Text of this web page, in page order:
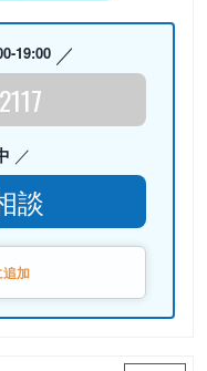
19:00
談
追加